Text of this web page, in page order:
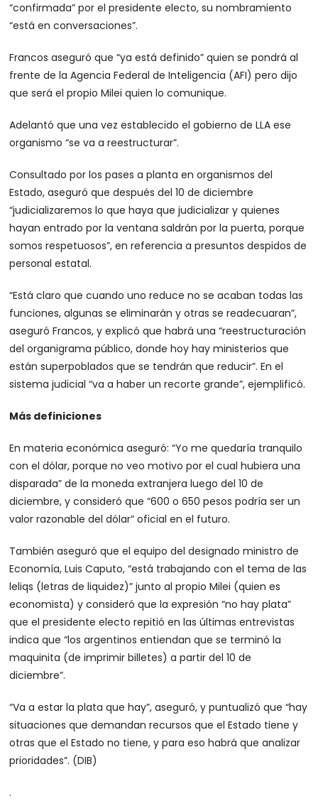
“confirmada” por el presidente electo, su nombramiento
“está en conversaciones”.
Francos aseguró que “ya está definido” quien se pondrá al
frente de la Agencia Federal de Inteligencia (AFI) pero dijo
que será el propio Milei quien lo comunique.
Adelantó que una vez establecido el gobierno de LLA ese
organismo “se va a reestructurar”.
Consultado por los pases a planta en organismos del
Estado, aseguró que después del 10 de diciembre
“judicializaremos lo que haya que judicializar y quienes
hayan entrado por la ventana saldrán por la puerta, porque
somos respetuosos”, en referencia a presuntos despidos de
personal estatal.
“Está claro que cuando uno reduce no se acaban todas las
funciones, algunas se eliminarán y otras se readecuaran”,
aseguró Francos, y explicó que habrá una “reestructuración
del organigrama público, donde hoy hay ministerios que
están superpoblados que se tendrán que reducir”. En el
sistema judicial “va a haber un recorte grande”, ejemplificó.
Más definiciones
En materia económica aseguró: “Yo me quedaría tranquilo
con el dólar, porque no veo motivo por el cual hubiera una
disparada” de la moneda extranjera luego del 10 de
diciembre, y consideró que “600 o 650 pesos podría ser un
valor razonable del dólar” oficial en el futuro.
También aseguró que el equipo del designado ministro de
Economía, Luis Caputo, “está trabajando con el tema de las
leliqs (letras de liquidez)” junto al propio Milei (quien es
economista) y consideró que la expresión “no hay plata”
que el presidente electo repitió en las últimas entrevistas
indica que “los argentinos entiendan que se terminó la
maquinita (de imprimir billetes) a partir del 10 de
diciembre”.
“Va a estar la plata que hay”, aseguró, y puntualizó que “hay
situaciones que demandan recursos que el Estado tiene y
otras que el Estado no tiene, y para eso habrá que analizar
prioridades”. (DIB)
.